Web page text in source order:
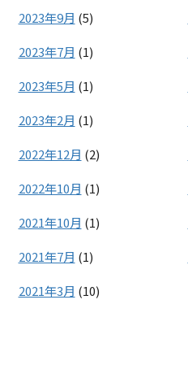
2023年9月 (5)
2023年7月 (1)
2023年5月 (1)
2023年2月 (1)
2022年12月 (2)
2022年10月 (1)
2021年10月 (1)
2021年7月 (1)
2021年3月 (10)